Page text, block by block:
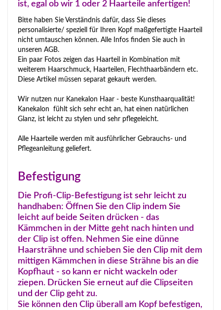
ist, egal ob wir 1 oder 2 Haarteile anfertigen!
Bitte haben Sie Verständnis dafür, dass Sie dieses
personalisierte/ speziell für Ihren Kopf maßgefertigte Haarteil
nicht umtauschen können. Alle Infos finden Sie auch in
unseren AGB.
Ein paar Fotos zeigen das Haarteil in Kombination mit
weiterem Haarschmuck, Haarteilen, Flechthaarbändern etc.
Diese Artikel müssen separat gekauft werden.
Wir nutzen nur Kanekalon Haar - beste Kunsthaarqualität!
Kanekalon fühlt sich sehr echt an, hat einen natürlichen
Glanz, ist leicht zu stylen und sehr pflegeleicht.
Alle Haarteile werden mit ausführlicher Gebrauchs- und
Pflegeanleitung geliefert.
Befestigung
Die Profi-Clip-Befestigung ist sehr leicht zu
handhaben: Öffnen Sie den Clip indem Sie
leicht auf beide Seiten drücken - das
Kämmchen in der Mitte geht nach hinten und
der Clip ist offen. Nehmen Sie eine dünne
Haarsträhne und schieben Sie den Clip mit dem
mittigen Kämmchen in diese Strähne bis an die
Kopfhaut - so kann er nicht wackeln oder
ziepen. Drücken Sie erneut auf die Clipseiten
und der Clip geht zu.
Sie können den Clip überall am Kopf befestigen,